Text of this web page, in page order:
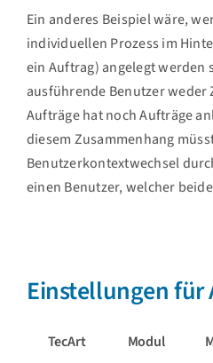
Ein anderes Beispiel wäre,
individuellen Prozess im
ein Auftrag) angelegt werden
ausführende Benutzer
Aufträge hat noch Aufträge
diesem Zusammenhang
Benutzerkontextwechsel
einen Benutzer, welcher
Einstellungen
TecArt Modul